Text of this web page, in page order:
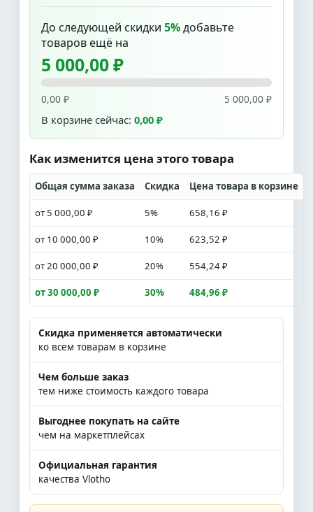
До следующей скидки 5%добавьте
товаров ещё на
5 000,00 ₽
0,00 ₽ 5 000,00 ₽
В корзине сейчас: 0,00 ₽
Как изменится цена этого товара
Общая сумма заказа Скидка Цена товара в корзине
от 5 000,00 ₽ 5% 658,16 ₽
от 10 000,00 ₽ 10% 623,52 ₽
от 20 000,00 ₽ 20% 554,24 ₽
от 30 000,00 ₽ 30% 484,96 ₽
Скидка применяется автоматически
ко всем товарам в корзине
Чем больше заказ
тем ниже стоимость каждого товара
Выгоднее покупать на сайте
чем на маркетплейсах
Официальная гарантия
качества Vlotho